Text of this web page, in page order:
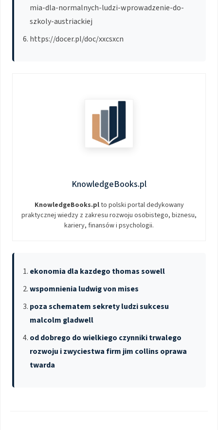
mia-dla-normalnych-ludzi-wprowadzenie-do-
szkoly-austriackiej
https://docer.pl/doc/xxcsxcn
KnowledgeBooks.pl
KnowledgeBooks.plto polski portal dedykowany
praktycznej wiedzy z zakresu rozwoju osobistego, biznesu,
kariery, finansów i psychologii.
ekonomia dla kazdego thomas sowell
wspomnienia ludwig von mises
poza schematem sekrety ludzi sukcesu
malcolm gladwell
od dobrego do wielkiego czynniki trwalego
rozwoju i zwyciestwa firm jim collins oprawa
twarda